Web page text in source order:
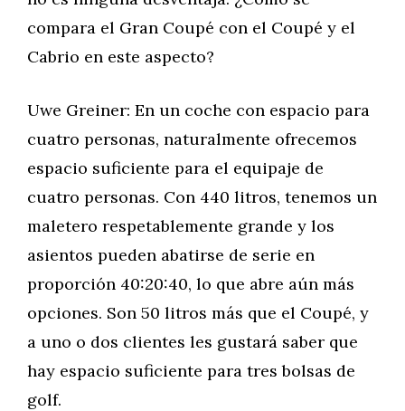
compara el Gran Coupé con el Coupé y el
Cabrio en este aspecto?
Uwe Greiner: En un coche con espacio para
cuatro personas, naturalmente ofrecemos
espacio suficiente para el equipaje de
cuatro personas. Con 440 litros, tenemos un
maletero respetablemente grande y los
asientos pueden abatirse de serie en
proporción 40:20:40, lo que abre aún más
opciones. Son 50 litros más que el Coupé, y
a uno o dos clientes les gustará saber que
hay espacio suficiente para tres bolsas de
golf.